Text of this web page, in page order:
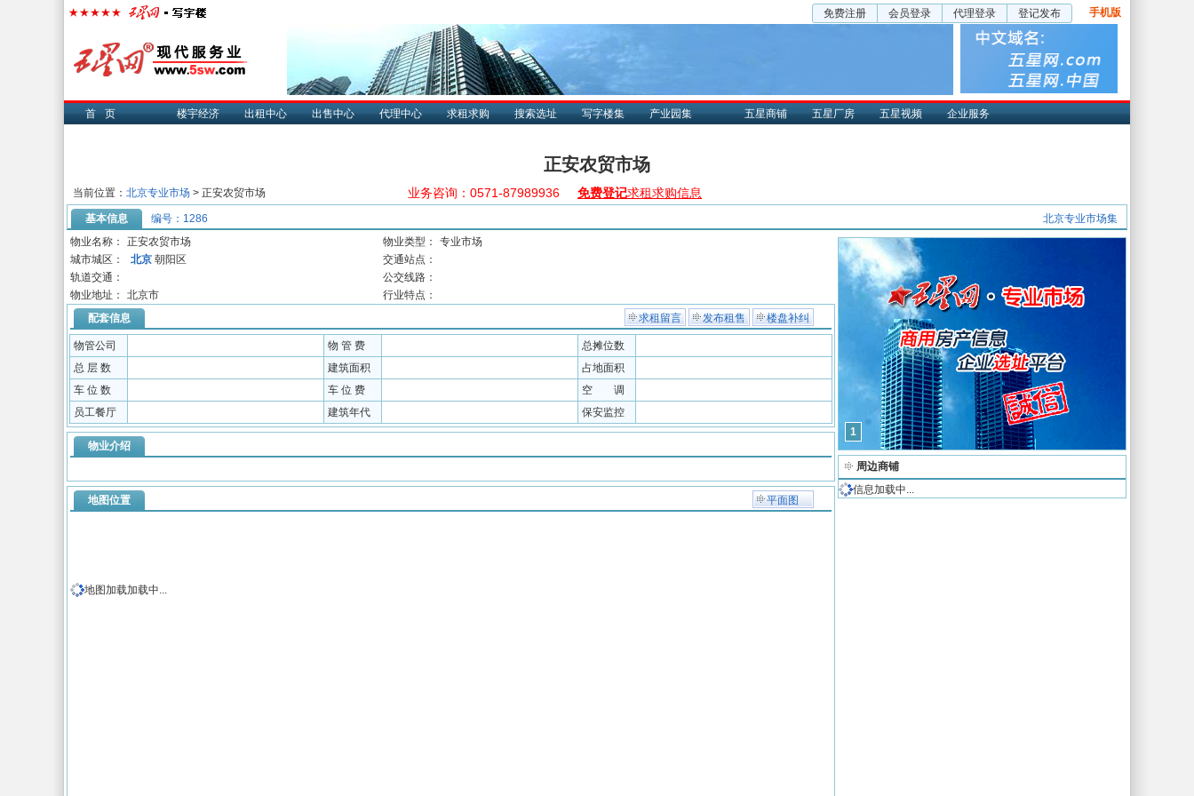
免费注册 会员登录 代理登录 登记发布 手机版
首页 楼宇经济 出租中心 出售中心 代理中心 求租求购 搜索选址 写字楼集 产业园集 五星商铺 五星厂房 五星视频 企业服务
正安农贸市场
当前位置： 北京专业市场 > 正安农贸市场 业务咨询：0571-87989936 免费登记求租求购信息
基本信息 编号：1286
北京专业市场集
物业名称：
正安农贸市场 物业类型：
专业市场
城市城区：
北京 朝阳区
交通站点：
轨道交通：
公交线路：
物业地址：
北京市
行业特点：
求租留言
发布租售 楼盘补纠
配套信息
物管公司 物 管 费
总摊位数
总 层 数
建筑面积
占地面积
车 位 数
车 位 费
空 调
员工餐厅
建筑年代 保安监控
物业介绍
平面图
地图位置
地图加载加载中...
1
周边商铺
信息加载中...